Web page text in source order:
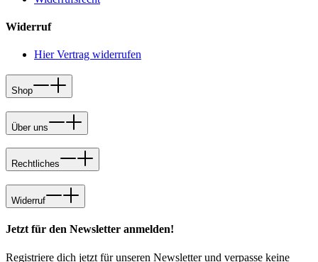
Widerruf
Hier Vertrag widerrufen
Shop
Über uns
Rechtliches
Widerruf
Jetzt für den Newsletter anmelden!
Registriere dich jetzt für unseren Newsletter und verpasse keine